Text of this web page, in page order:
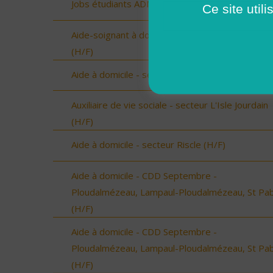
Jobs étudiants ADMR 35 (H/F)
Aide-soignant à domicile - Chantonnay (Vendée)
(H/F)
Aide à domicile - secteur Beaumarchès (H/F)
Auxiliaire de vie sociale - secteur L'Isle Jourdain
(H/F)
Aide à domicile - secteur Riscle (H/F)
Aide à domicile - CDD Septembre -
Ploudalmézeau, Lampaul-Ploudalmézeau, St
(H/F)
Aide à domicile - CDD Septembre -
Ploudalmézeau, Lampaul-Ploudalmézeau, St
(H/F)
Ce site